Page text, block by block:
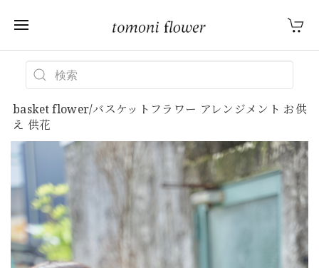
basket flower/バスケットフラワー アレンジメント お供
え 供花